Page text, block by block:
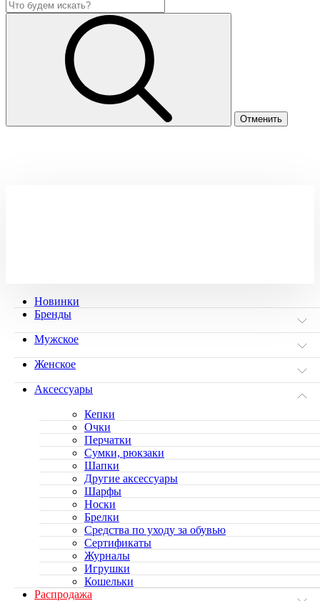
Новинки
Бренды
Мужское
Женское
Аксессуары
Кепки
Очки
Перчатки
Сумки, рюкзаки
Шапки
Другие аксессуары
Шарфы
Носки
Брелки
Средства по уходу за обувью
Сертификаты
Журналы
Игрушки
Кошельки
Распродажа